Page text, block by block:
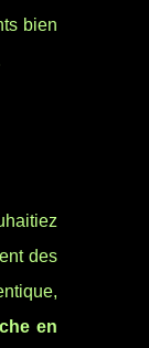
bien
des
en